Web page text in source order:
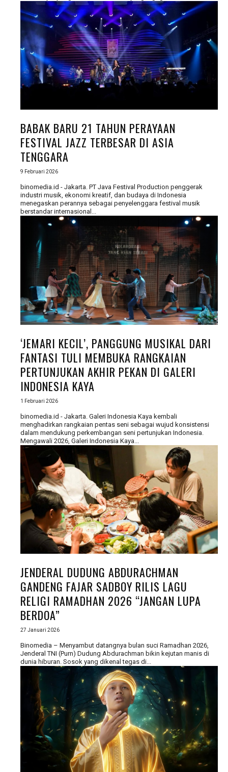
BABAK BARU 21 TAHUN PERAYAAN
FESTIVAL JAZZ TERBESAR DI ASIA
TENGGARA
9 Februari 2026
binomedia.id - Jakarta. PT Java Festival Production penggerak
industri musik, ekonomi kreatif, dan budaya di Indonesia
menegaskan perannya sebagai penyelenggara festival musik
berstandar internasional...
‘JEMARI KECIL’, PANGGUNG MUSIKAL DARI
FANTASI TULI MEMBUKA RANGKAIAN
PERTUNJUKAN AKHIR PEKAN DI GALERI
INDONESIA KAYA
1 Februari 2026
binomedia.id - Jakarta. Galeri Indonesia Kaya kembali
menghadirkan rangkaian pentas seni sebagai wujud konsistensi
dalam mendukung perkembangan seni pertunjukan Indonesia.
Mengawali 2026, Galeri Indonesia Kaya...
JENDERAL DUDUNG ABDURACHMAN
GANDENG FAJAR SADBOY RILIS LAGU
RELIGI RAMADHAN 2026 “JANGAN LUPA
BERDOA”
27 Januari 2026
Binomedia – Menyambut datangnya bulan suci Ramadhan 2026,
Jenderal TNI (Purn) Dudung Abdurachman bikin kejutan manis di
dunia hiburan. Sosok yang dikenal tegas di...